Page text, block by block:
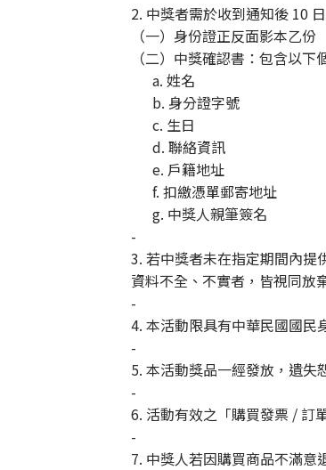
2. 中獎者需於收到通知後 10
（一）身份證正反面影本乙份
（二）中獎確認書：包含以下
a. 姓名
b. 身分證字號
c. 生日
d. 聯絡資訊
e. 戶籍地址
f. 扣繳憑單郵寄地址
g. 中獎人親筆簽名
-
3. 若中獎者未在指定期間內提
資料不全、不實者，皆視同放
-
4. 本活動限具有中華民國國民
-
5. 本活動獎品一經發放，遺失
-
6. 活動有效之「購買發票 / 訂
-
7. 中獎人若因購買商品不滿意